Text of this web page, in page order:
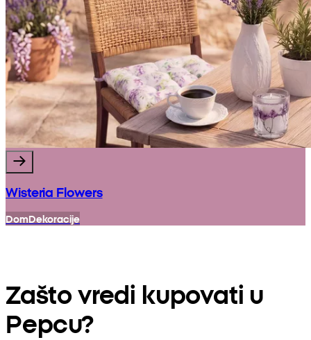
Wisteria Flowers
DomDekoracije
Zašto vredi kupovati u
Pepcu?